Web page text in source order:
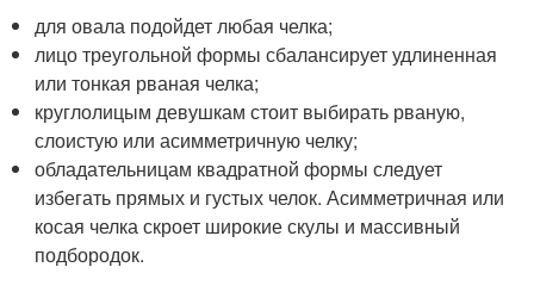
для овала подойдет любая челка;
лицо треугольной формы сбалансирует удлиненная
или тонкая рваная челка;
круглолицым девушкам стоит выбирать рваную,
слоистую или асимметричную челку;
обладательницам квадратной формы следует
избегать прямых и густых челок. Асимметричная или
косая челка скроет широкие скулы и массивный
подбородок.